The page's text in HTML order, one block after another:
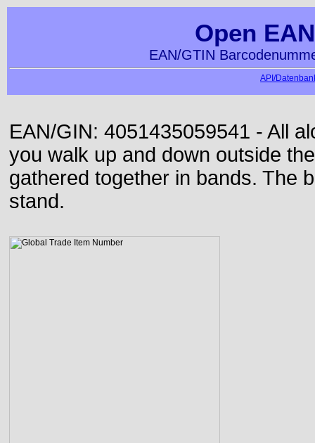
Open
EAN/GTIN
API/
EAN/GIN: 4051435059541 - All
you walk up and down outside
gathered together in bands. The
stand.